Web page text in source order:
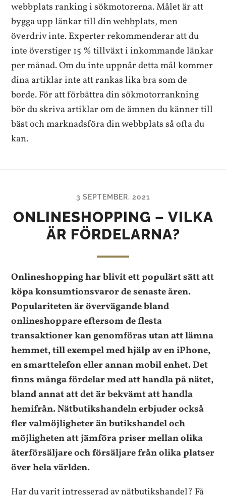
webbplats ranking i sökmotorerna. Målet är att
bygga upp länkar till din webbplats, men
överdriv inte. Experter rekommenderar att du
inte överstiger 15 % tillväxt i inkommande länkar
per månad. Om du inte uppnår detta mål kommer
dina artiklar inte att rankas lika bra som de
borde. För att förbättra din sökmotorrankning
bör du skriva artiklar om de ämnen du känner till
bäst och marknadsföra din webbplats så ofta du
kan.
3 SEPTEMBER, 2021
ONLINESHOPPING – VILKA
ÄR FÖRDELARNA?
Onlineshopping har blivit ett populärt sätt att
köpa konsumtionsvaror de senaste åren.
Populariteten är övervägande bland
onlineshoppare eftersom de flesta
transaktioner kan genomföras utan att lämna
hemmet, till exempel med hjälp av en iPhone,
en smarttelefon eller annan mobil enhet. Det
finns många fördelar med att handla på nätet,
bland annat att det är bekvämt att handla
hemifrån. Nätbutikshandeln erbjuder också
fler valmöjligheter än butikshandel och
möjligheten att jämföra priser mellan olika
återförsäljare och försäljare från olika platser
över hela världen.
Har du varit intresserad av nätbutikshandel? Få